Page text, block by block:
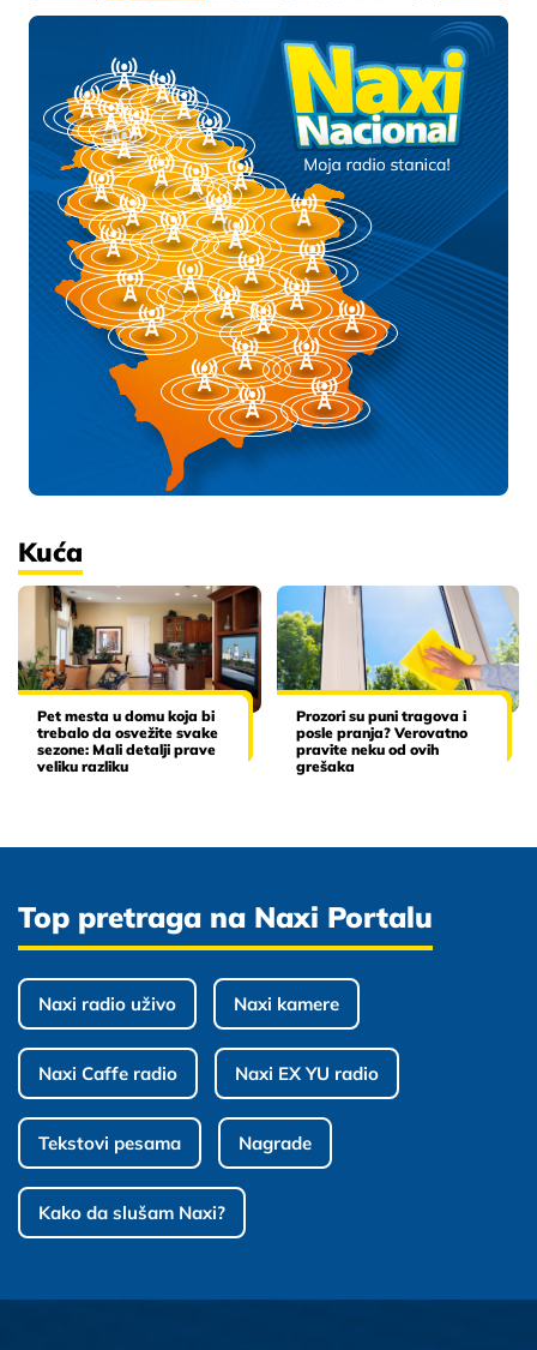
Kuća
Pet mesta u domu koja bi
trebalo da osvežite svake
sezone: Mali detalji prave
veliku razliku
Prozori su puni tragova i
posle pranja? Verovatno
pravite neku od ovih
grešaka
Top pretraga na Naxi Portalu
Naxi radio uživo Naxi kamere
Naxi Caffe radio Naxi EX YU radio
Tekstovi pesama Nagrade
Kako da slušam Naxi?